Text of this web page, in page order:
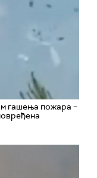
гашења пожара –